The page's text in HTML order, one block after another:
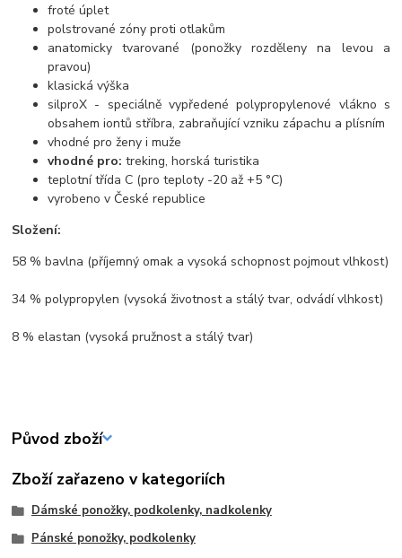
froté úplet
polstrované zóny proti otlakům
anatomicky tvarované (ponožky rozděleny na levou a
pravou)
klasická výška
silproX - speciálně vypředené polypropylenové vlákno s
obsahem iontů stříbra, zabraňující vzniku zápachu a plísním
vhodné pro ženy i muže
vhodné pro: treking, horská turistika
teplotní třída C (pro teploty -20 až +5 °C)
vyrobeno v České republice
Složení:
58 % bavlna (příjemný omak a vysoká schopnost pojmout vlhkost)
34 % polypropylen (vysoká životnost a stálý tvar, odvádí vlhkost)
8 % elastan (vysoká pružnost a stálý tvar)
Původ zboží
Zboží zařazeno v kategoriích
Dámské ponožky, podkolenky, nadkolenky
Pánské ponožky, podkolenky